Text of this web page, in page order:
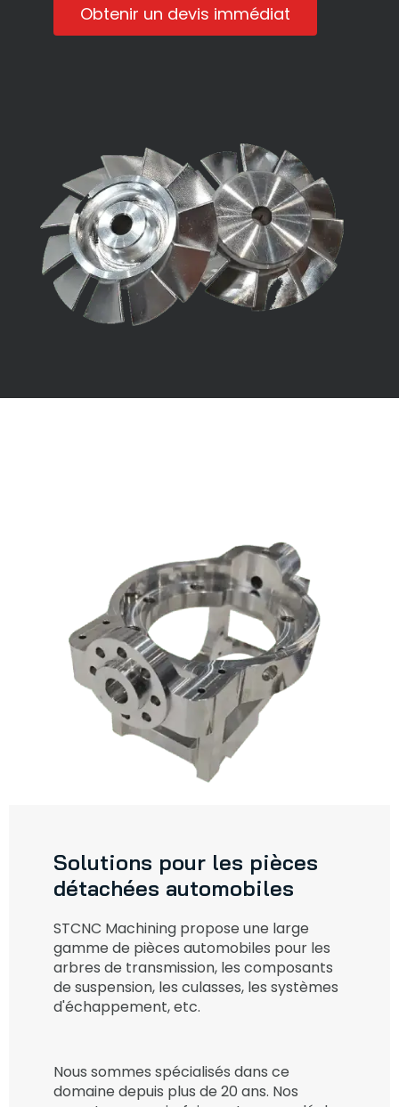
Obtenir un devis immédiat
Solutions pour les pièces
détachées automobiles
STCNC Machining propose une large
gamme de pièces automobiles pour les
arbres de transmission, les composants
de suspension, les culasses, les systèmes
d'échappement, etc.
Nous sommes spécialisés dans ce
domaine depuis plus de 20 ans. Nos